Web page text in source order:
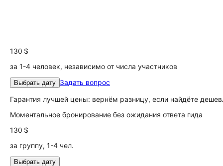
130 $
за 1-4 человек, независимо от числа участников
Выбрать дату Задать вопрос
Гарантия лучшей цены: вернём разницу, если найдёте
Моментальное бронирование без ожидания ответа гида
130 $
за группу, 1-4 чел.
Выбрать дату